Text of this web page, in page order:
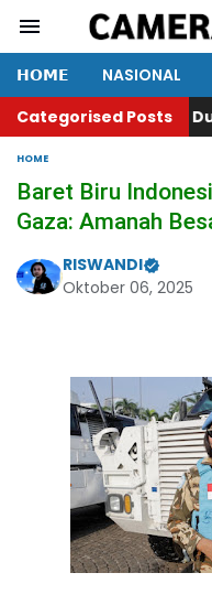
𝗛𝗢𝗠𝗘 NASIONAL
Categorised Posts
Lakukan
HOME
Baret Biru
Gaza: Amanah
RISWANDI
Oktober 06, 2025